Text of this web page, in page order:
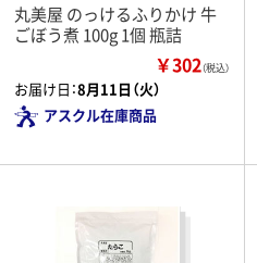
丸美屋 のっけるふりかけ 牛
ごぼう煮 100g 1個 瓶詰
￥302（税込）
お届け日：8月11日（火）
アスクル在庫商品